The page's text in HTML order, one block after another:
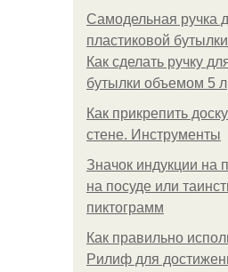
Самодельная ручка
пластиковой
Как сделать ручку
бутылки объемом 5 л
Как прикрепить
стене. Инструменты
Значок индукции на
на посуде или
пиктограмм
Как правильно
Рилиф для